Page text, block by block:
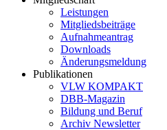
Leistungen
Mitgliedsbeiträge
Aufnahmeantrag
Downloads
Änderungsmeldung
Publikationen
VLW KOMPAKT
DBB-Magazin
Bildung und Beruf
Archiv Newsletter